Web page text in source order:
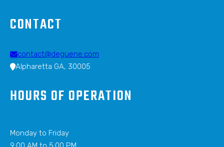
CONTACT
contact@deguene.com
Alpharetta GA, 30005
HOURS OF OPERATION
Monday to Friday